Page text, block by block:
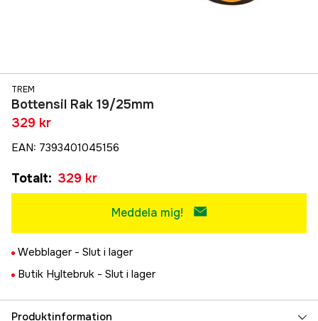
TREM
Bottensil Rak 19/25mm
329 kr
EAN: 7393401045156
Totalt: 329 kr
Meddela mig!
Webblager - Slut i lager
Butik Hyltebruk - Slut i lager
Produktinformation